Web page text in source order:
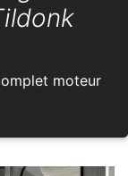
moteur